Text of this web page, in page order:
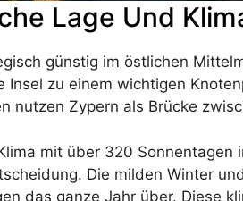
Lage Und
günstig im östlichen
Insel zu einem wichtigen
nutzen Zypern als Brücke
mit über 320
Die milden Winter
das ganze Jahr über. Diese